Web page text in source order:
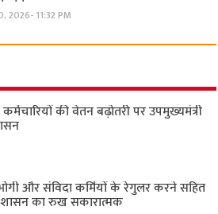
2026- 11:32 PM
की वेतन बढ़ोतरी पर उपमुख्यमंत्री
और संविदा कर्मियों के रेगुलर करने सहित
शासन का रुख सकारात्मक